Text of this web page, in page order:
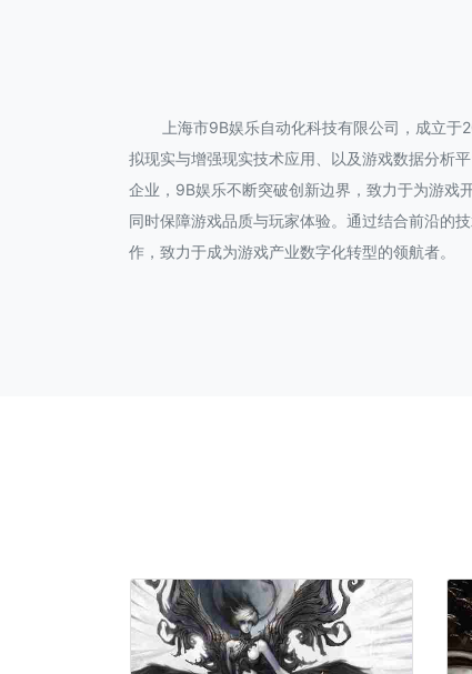
上海市9B娱乐自动化科技有限公司，成立
拟现实与增强现实技术应用、以及游戏数据分析
企业，9B娱乐不断突破创新边界，致力于为游戏
同时保障游戏品质与玩家体验。通过结合前沿的
作，致力于成为游戏产业数字化转型的领航者。